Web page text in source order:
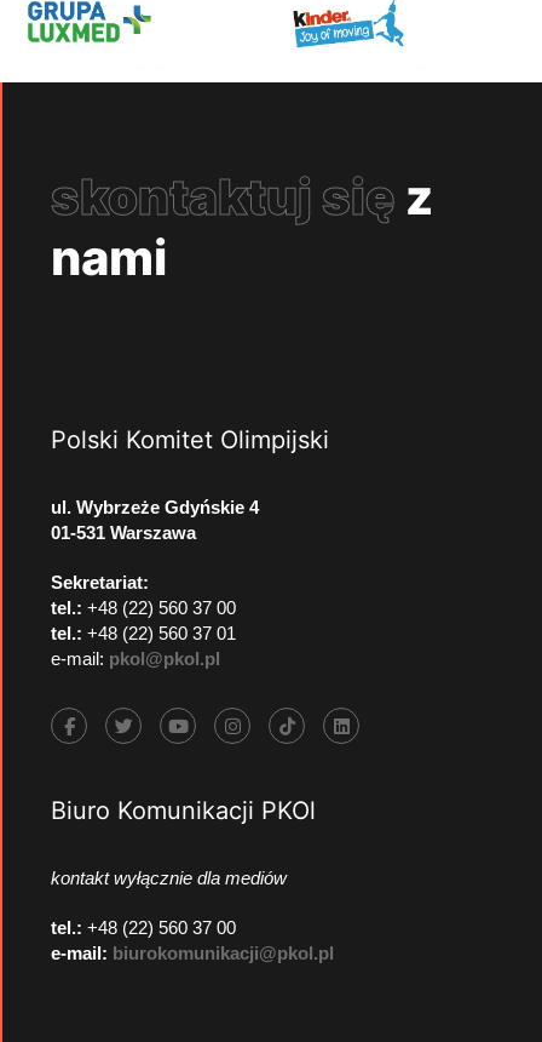
skontaktuj się z
nami
Polski Komitet Olimpijski
ul. Wybrzeże Gdyńskie 4
01-531 Warszawa
Sekretariat:
tel.: +48 (22) 560 37 00
tel.: +48 (22) 560 37 01
e-mail: pkol@pkol.pl
Biuro Komunikacji PKOl
kontakt wyłącznie dla mediów
tel.: +48 (22) 560 37 00
e-mail: biurokomunikacji@pkol.pl